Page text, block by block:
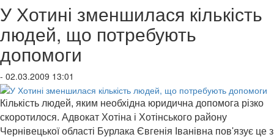
У Хотині зменшилася кількість
людей, що потребують
допомоги
- 02.03.2009 13:01
Кількість людей, яким необхідна юридична допомога різко
скоротилося. Адвокат Хотіна і Хотінського району
Чернівецької області Бурлака Євгенія Іванівна пов'язує це з